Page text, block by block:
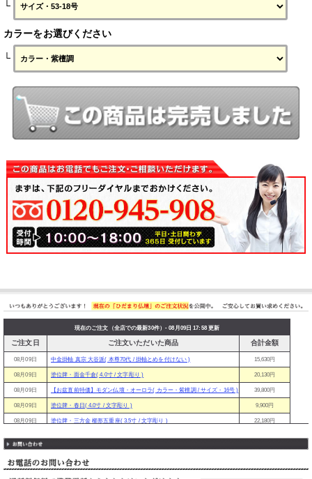
└
カラーをお選びください
└
現在のご注文（全店での最新30件）- 08月09日 17:58 更新
ご注文日 ご注文いただいた商品 合計金額
08月09日 中金掛軸 真宗 大谷派( 本尊70代 / 掛軸とめを付けない ) 15,630円
08月09日 塗位牌・面金千倉( 4.0寸 / 文字彫り ) 20,130円
08月09日 【お盆直前特価】モダン仏壇・オーロラ( カラー・紫檀調 / サイズ・16号 ) 39,800円
08月09日 塗位牌・春日( 4.0寸 / 文字彫り ) 9,900円
08月09日 塗位牌・三方金 櫛形五重座( 3.5寸 / 文字彫り ) 22,180円
08月09日 塗位牌・蓮華付春日( 4.0寸 / 文字彫り ) 10,310円
08月09日 【お盆直前特価】唐木仏壇・蓮華 経机付( 40-16号 / 紫檀色 ) 133,000円